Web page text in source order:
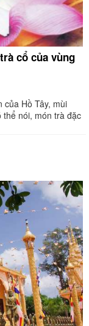
cổ của vùng
của Hồ Tây, mùi
nói, món trà đặc